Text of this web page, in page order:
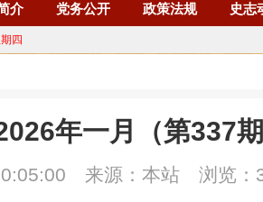
介 党务公开 政策法规 史志
四
年一月（第337
来源：本站 浏览：